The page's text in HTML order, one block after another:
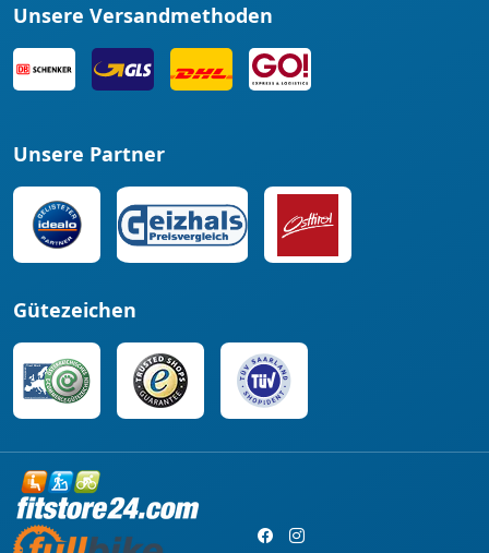
Unsere Versandmethoden
Unsere Partner
Gütezeichen